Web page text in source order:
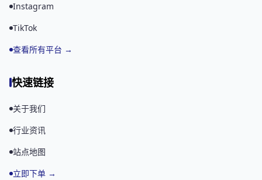
Instagram
TikTok
查看所有平台 →
快速链接
关于我们
行业资讯
站点地图
立即下单 →